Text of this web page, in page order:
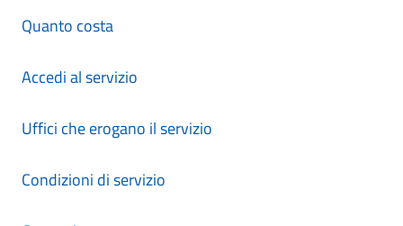
Quanto costa
Accedi al servizio
Uffici che erogano il servizio
Condizioni di servizio